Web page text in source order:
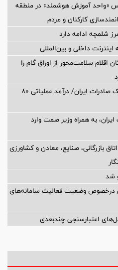
«واحد آموزش هوشمند» در منطقه
کارکنان و مردم
شلمچه ادامه دارد
داخلی و بین‌المللی
اقلام سلامت‌محور از اوراق گام را
تغییر مثبت در عملکرد مالی بانک صادرات ایران/ درآمد عملیاتی 80
به همراه وزیر صمت وارد
بازرگانی، صنایع، معادن و کشاورزی
شد
درخصوص وضعیت فعالیت سامانه‌های
اعتبارسنجی چندبعدی